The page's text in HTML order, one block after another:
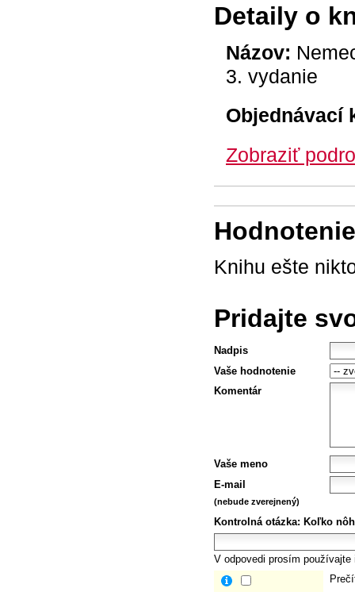
Detaily o
Názov:
3. vydanie
Objednávací
Zobraziť
Knihu ešte
Pridajte
Nadpis
Vaše hodnotenie
Komentár
Vaše meno
E-mail
(nebude zverejnený)
Kontrolná otázka: Koľko
V odpovedi prosím